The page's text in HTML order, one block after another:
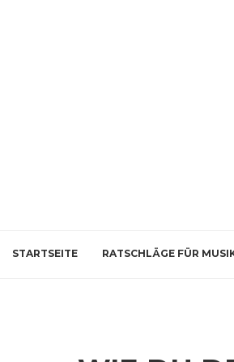
STARTSEITE RATSCHLÄGE FÜR